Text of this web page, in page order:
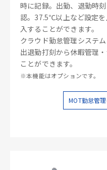
時に記録。出勤、退勤時
認。37.5℃以上など設定
入することができます。
クラウド勤怠管理システ
出退勤打刻から休暇管理
ことができます。
※本機能はオプションです。
MOT勤怠管